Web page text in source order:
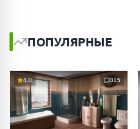
ПОПУЛЯРНЫЕ
4.0 315